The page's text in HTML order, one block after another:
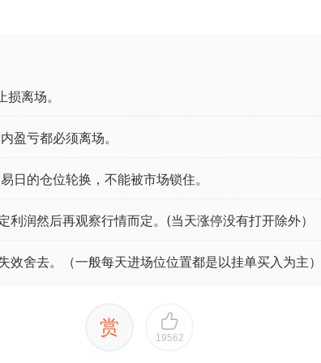
离场。
盈亏都必须离场。
日的仓位轮换，不能被市场锁住。
润然后再观察行情而定。(当天涨停没有打开除外）
效舍去。（一般每天进场位位置都是以挂单买入为主）
赏 19562